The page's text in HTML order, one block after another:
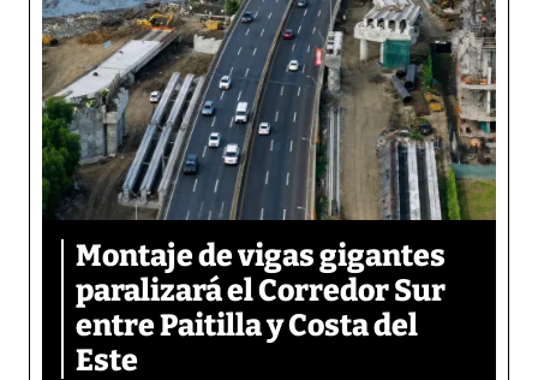
Montaje de vigas gigantes
paralizará el Corredor Sur
entre Paitilla y Costa del
Este